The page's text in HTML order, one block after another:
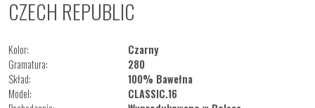
CZECH REPUBLIC
Kolor:
Czarny
Gramatura:
280
Skład:
100% Bawełna
Model:
CLASSIC.16